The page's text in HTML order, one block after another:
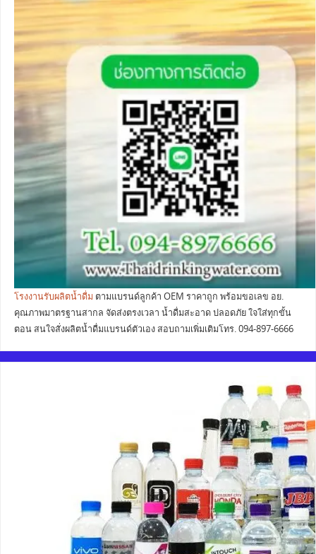
โรงงานรับผลิตน้ำดื่ม ตามแบรนด์ลูกค้า OEM ราคาถูก พร้อมขอเลข อย.
คุณภาพมาตรฐานสากล จัดส่งตรงเวลา น้ำดื่มสะอาด ปลอดภัย ใจใส่ทุกขั้น
ตอน สนใจสั่งผลิตน้ำดื่มแบรนด์ตัวเอง สอบถามเพิ่มเติมโทร. 094-897-6666